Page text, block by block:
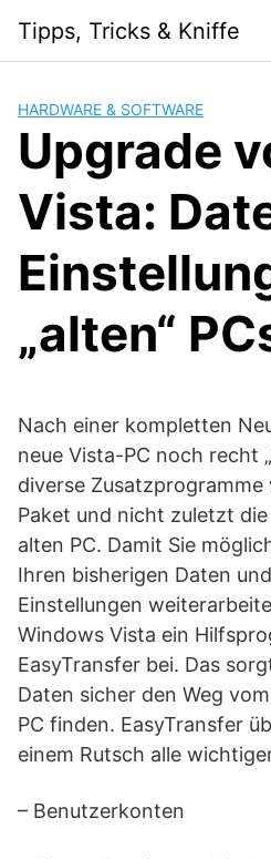
content
Tipps, Tricks & Kniffe
HARDWARE & SOFTWARE
Upgrade
Vista:
„alten“
Nach einer kompletten
neue Vista-PC noch recht
diverse
Paket und nicht zuletzt
alten PC. Damit Sie
Ihren bisherigen Daten
Einstellungen
Windows Vista ein
EasyTransfer bei. Das
Daten sicher den Weg
PC finden. EasyTransfer
einem Rutsch alle
– Benutzerkonten